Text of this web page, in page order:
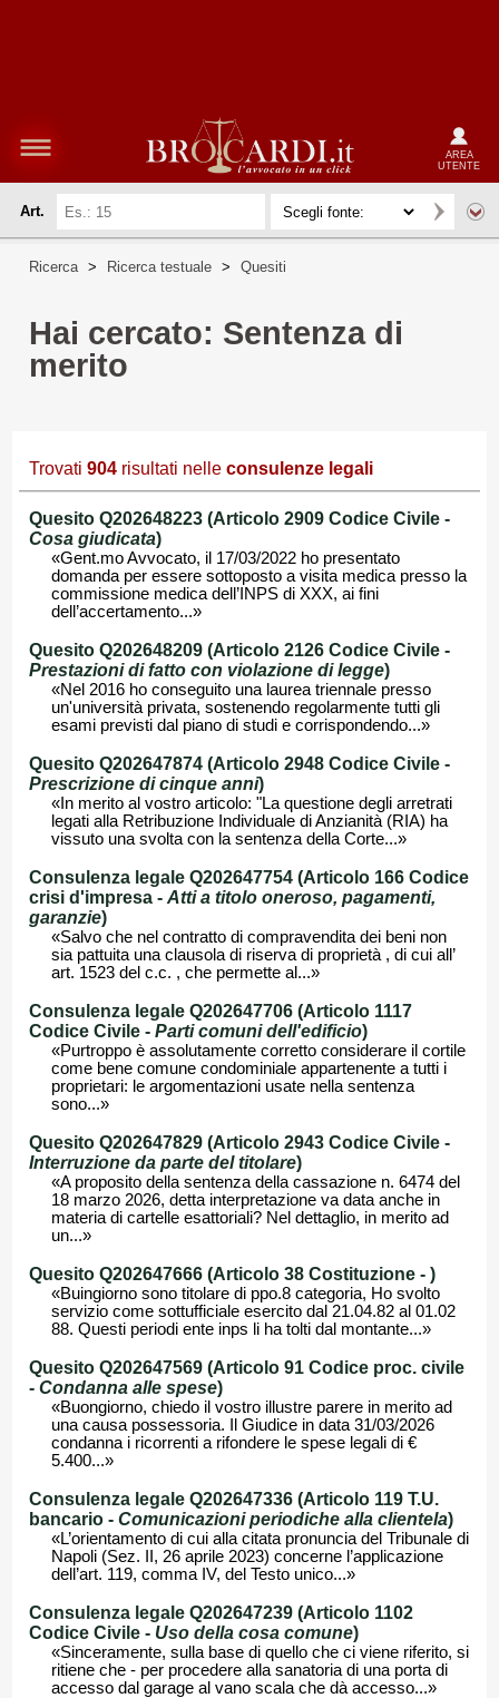
AREA
UTENTE
Art.
Ricerca > Ricerca testuale > Quesiti
Hai cercato: Sentenza di
merito
Trovati 904 risultati nelle consulenze legali
Quesito Q202648223 (Articolo 2909 Codice Civile -
Cosa giudicata)
«Gent.mo Avvocato, il 17/03/2022 ho presentato
domanda per essere sottoposto a visita medica presso la
commissione medica dell’INPS di XXX, ai fini
dell’accertamento...»
Quesito Q202648209 (Articolo 2126 Codice Civile -
Prestazioni di fatto con violazione di legge)
«Nel 2016 ho conseguito una laurea triennale presso
un'università privata, sostenendo regolarmente tutti gli
esami previsti dal piano di studi e corrispondendo...»
Quesito Q202647874 (Articolo 2948 Codice Civile -
Prescrizione di cinque anni)
«In merito al vostro articolo: "La questione degli arretrati
legati alla Retribuzione Individuale di Anzianità (RIA) ha
vissuto una svolta con la sentenza della Corte...»
Consulenza legale Q202647754 (Articolo 166 Codice
crisi d'impresa - Atti a titolo oneroso, pagamenti,
garanzie)
«Salvo che nel contratto di compravendita dei beni non
sia pattuita una clausola di riserva di proprietà , di cui all’
art. 1523 del c.c. , che permette al...»
Consulenza legale Q202647706 (Articolo 1117
Codice Civile - Parti comuni dell'edificio)
«Purtroppo è assolutamente corretto considerare il cortile
come bene comune condominiale appartenente a tutti i
proprietari: le argomentazioni usate nella sentenza
sono...»
Quesito Q202647829 (Articolo 2943 Codice Civile -
Interruzione da parte del titolare)
«A proposito della sentenza della cassazione n. 6474 del
18 marzo 2026, detta interpretazione va data anche in
materia di cartelle esattoriali? Nel dettaglio, in merito ad
un...»
Quesito Q202647666 (Articolo 38 Costituzione - )
«Buingiorno sono titolare di ppo.8 categoria, Ho svolto
servizio come sottufficiale esercito dal 21.04.82 al 01.02
88. Questi periodi ente inps li ha tolti dal montante...»
Quesito Q202647569 (Articolo 91 Codice proc. civile
- Condanna alle spese)
«Buongiorno, chiedo il vostro illustre parere in merito ad
una causa possessoria. Il Giudice in data 31/03/2026
condanna i ricorrenti a rifondere le spese legali di €
5.400...»
Consulenza legale Q202647336 (Articolo 119 T.U.
bancario - Comunicazioni periodiche alla clientela)
«L’orientamento di cui alla citata pronuncia del Tribunale di
Napoli (Sez. II, 26 aprile 2023) concerne l’applicazione
dell’art. 119, comma IV, del Testo unico...»
Consulenza legale Q202647239 (Articolo 1102
Codice Civile - Uso della cosa comune)
«Sinceramente, sulla base di quello che ci viene riferito, si
ritiene che - per procedere alla sanatoria di una porta di
accesso dal garage al vano scala che dà accesso...»